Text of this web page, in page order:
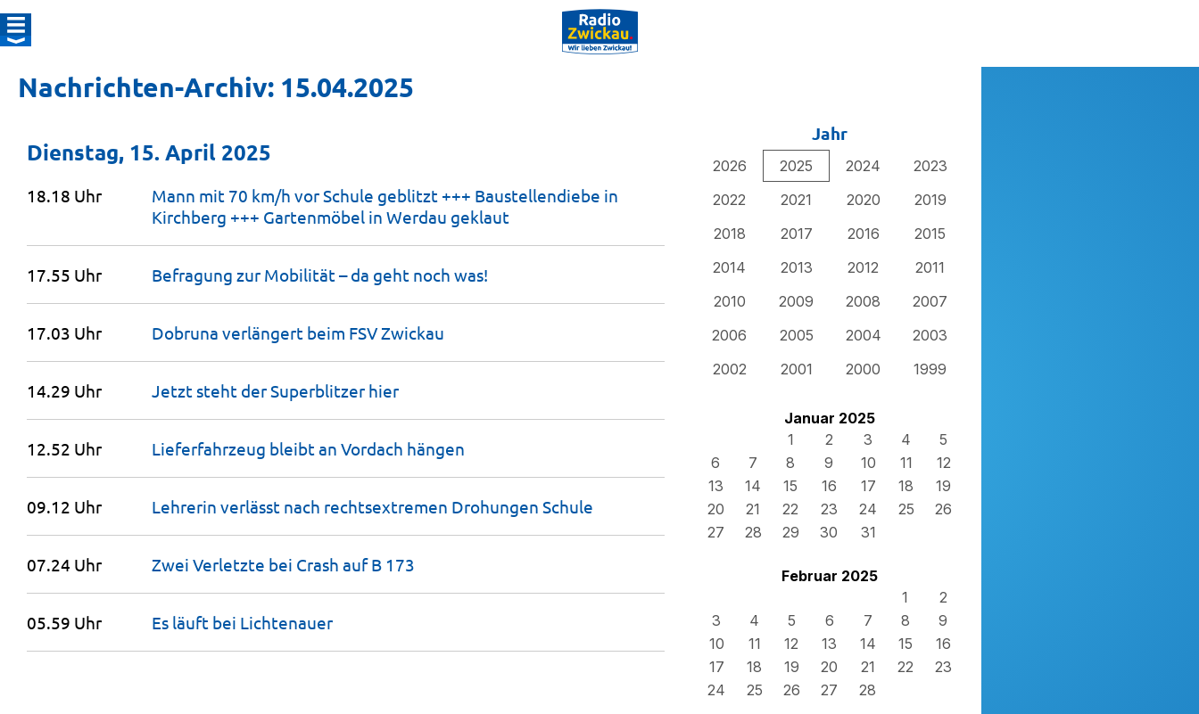
Nachrichten-Archiv: 15.04.2025
Jahr
2026 2025 2024
2023
2022
2021 2020
2019
2018
2017 2016
2015
2014
2013 2012
2011
2010
2009 2008
2007
2006
2005 2004
2003
2002
2001 2000 1999
Januar 2025
1
2 3 4
5
6
7 8 9 10 11
12
13
14 15 16 17 18
19
20
21 22 23 24 25
26
27
28 29 30 31
Februar 2025
1
2
3
4 5 6 7 8
9
10
11 12 13 14 15
16
17
18 19 20 21 22
23
24
25 26 27 28
Dienstag, 15. April 2025
18.18 Uhr
Mann mit 70 km/h vor Schule geblitzt +++ Baustellendiebe in
Kirchberg +++ Gartenmöbel in Werdau geklaut
17.55 Uhr Befragung zur Mobilität – da geht noch was!
17.03 Uhr Dobruna verlängert beim FSVZwickau
14.29 Uhr Jetzt steht der Superblitzer hier
12.52 Uhr Lieferfahrzeug bleibt an Vordach hängen
09.12 Uhr Lehrerin verlässt nach rechtsextremen Drohungen Schule
07.24 Uhr Zwei Verletzte bei Crash auf B 173
05.59 Uhr Es läuft bei Lichtenauer